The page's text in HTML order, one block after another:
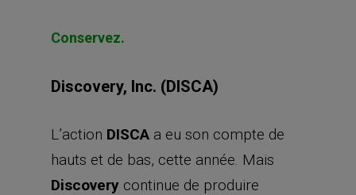
Conservez.
Discovery, Inc. (DISCA)
L’action DISCA a eu son compte de
hauts et de bas, cette année. Mais
Discovery continue de produire